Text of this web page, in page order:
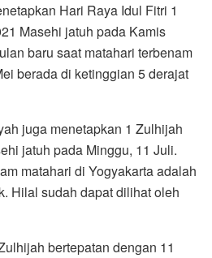
Hari Raya Idul Fitri 1
Masehi jatuh pada Kamis
baru saat matahari terbenam
berada di ketinggian 5 derajat
juga menetapkan 1 Zulhijah
jatuh pada Minggu, 11 Juli.
matahari di Yogyakarta adalah
Hilal sudah dapat dilihat oleh
bertepatan dengan 11